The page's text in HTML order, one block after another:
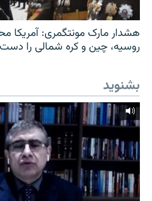
هشدار مارک مونتگمری: آمریکا
روسیه، چین و کره شمالی را
بشنوید